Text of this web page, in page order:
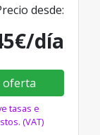
desde:
día
oferta
tasas e
(VAT)